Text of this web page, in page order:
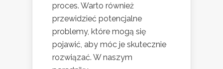
proces. Warto również
przewidzieć potencjalne
problemy, które mogą się
pojawić, aby móc je skutecznie
rozwiązać. W naszym